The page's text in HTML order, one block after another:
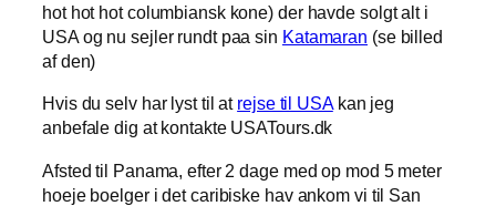
hot hot hot columbiansk kone) der havde solgt alt i
USA og nu sejler rundt paa sin Katamaran (se billed
af den)
Hvis du selv har lyst til at rejse til USAkan jeg
anbefale dig at kontakte USATours.dk
Afsted til Panama, efter 2 dage med op mod 5 meter
hoeje boelger i det caribiske hav ankom vi til San